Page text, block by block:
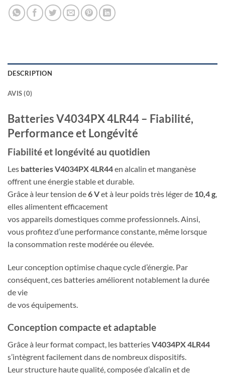
DESCRIPTION
AVIS (0)
Batteries V4034PX 4LR44 – Fiabilité,
Performance et Longévité
Fiabilité et longévité au quotidien
Les batteries V4034PX 4LR44en alcalin et manganèse
offrent une énergie stable et durable.
Grâce à leur tension de6 Vet à leur poids très léger de 10,4 g,
elles alimentent efficacement
vos appareils domestiques comme professionnels. Ainsi,
vous profitez d’une performance constante, même lorsque
la consommation reste modérée ou élevée.
Leur conception optimise chaque cycle d’énergie. Par
conséquent, ces batteries améliorent notablement la durée
de vie
de vos équipements.
Conception compacte et adaptable
Grâce à leur format compact, les batteriesV4034PX 4LR44
s’intègrent facilement dans de nombreux dispositifs.
Leur structure haute qualité, composée d’alcalin et de